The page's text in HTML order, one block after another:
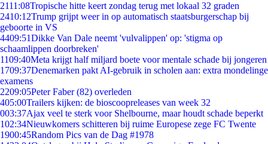
2111:08Tropische hitte keert zondag terug met lokaal 32 graden
2410:12Trump grijpt weer in op automatisch staatsburgerschap bij
geboorte in VS
4409:51Dikke Van Dale neemt 'vulvalippen' op: 'stigma op
schaamlippen doorbreken'
1109:40Meta krijgt half miljard boete voor mentale schade bij jongeren
1709:37Denemarken pakt AI-gebruik in scholen aan: extra mondelinge
examens
2209:05Peter Faber (82) overleden
405:00Trailers kijken: de bioscoopreleases van week 32
003:37Ajax veel te sterk voor Shelbourne, maar houdt schade beperkt
102:34Nieuwkomers schitteren bij ruime Europese zege FC Twente
1900:45Random Pics van de Dag #1978